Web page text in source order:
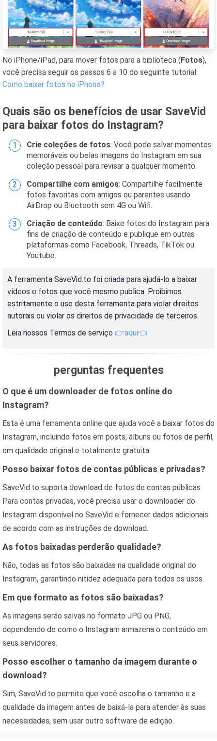
No iPhone/iPad, para mover fotos para a biblioteca (Fotos),
você precisa seguir os passos 6 a 10 do seguinte tutorial:
Como baixar fotos no iPhone?
Quais são os benefícios de usar SaveVid
para baixar fotos do Instagram?
Crie coleções de fotos: Você pode salvar momentos
memoráveis ​​ou belas imagens do Instagram em sua
coleção pessoal para revisar a qualquer momento.
Compartilhe com amigos: Compartilhe facilmente
fotos favoritas com amigos ou parentes usando
AirDrop ou Bluetooth sem 4G ou Wifi.
Criação de conteúdo: Baixe fotos do Instagram para
fins de criação de conteúdo e publique em outras
plataformas como Facebook, Threads, TikTok ou
Youtube.
A ferramenta SaveVid.to foi criada para ajudá-lo a baixar
vídeos e fotos que você mesmo publica. Proibimos
estritamente o uso desta ferramenta para violar direitos
autorais ou violar os direitos de privacidade de terceiros.
Leia nossos Termos de serviço 👉aqui👈
perguntas frequentes
O que é um downloader de fotos online do
Instagram?
Esta é uma ferramenta online que ajuda você a baixar fotos do
Instagram, incluindo fotos em posts, álbuns ou fotos de perfil,
em qualidade original e totalmente gratuita.
Posso baixar fotos de contas públicas e privadas?
SaveVid.to suporta download de fotos de contas públicas.
Para contas privadas, você precisa usar o downloader do
Instagram disponível no SaveVid e fornecer dados adicionais
de acordo com as instruções de download.
As fotos baixadas perderão qualidade?
Não, todas as fotos são baixadas na qualidade original do
Instagram, garantindo nitidez adequada para todos os usos.
Em que formato as fotos são baixadas?
As imagens serão salvas no formato JPG ou PNG,
dependendo de como o Instagram armazena o conteúdo em
seus servidores.
Posso escolher o tamanho da imagem durante o
download?
Sim, SaveVid.to permite que você escolha o tamanho e a
qualidade da imagem antes de baixá-la para atender às suas
necessidades, sem usar outro software de edição.